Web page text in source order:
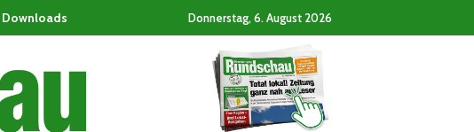
Downloads Donnerstag, 6. August 2026